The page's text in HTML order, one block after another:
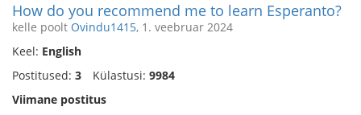
How do you recommend me to learn Esperanto?
kelle poolt Ovindu1415, 1. veebruar 2024
Keel: English
Postitused: 3 Külastusi: 9984
Viimane postitus